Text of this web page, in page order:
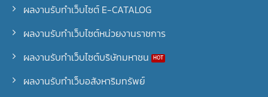
ผลงานรับทำเว็บไซต์ E-CATALOG
ผลงานรับทำเว็บไซต์หน่วยงานราชการ
ผลงานรับทำเว็บไซต์บริษัทมหาชน
ผลงานรับทำเว็บอสังหาริมทรัพย์